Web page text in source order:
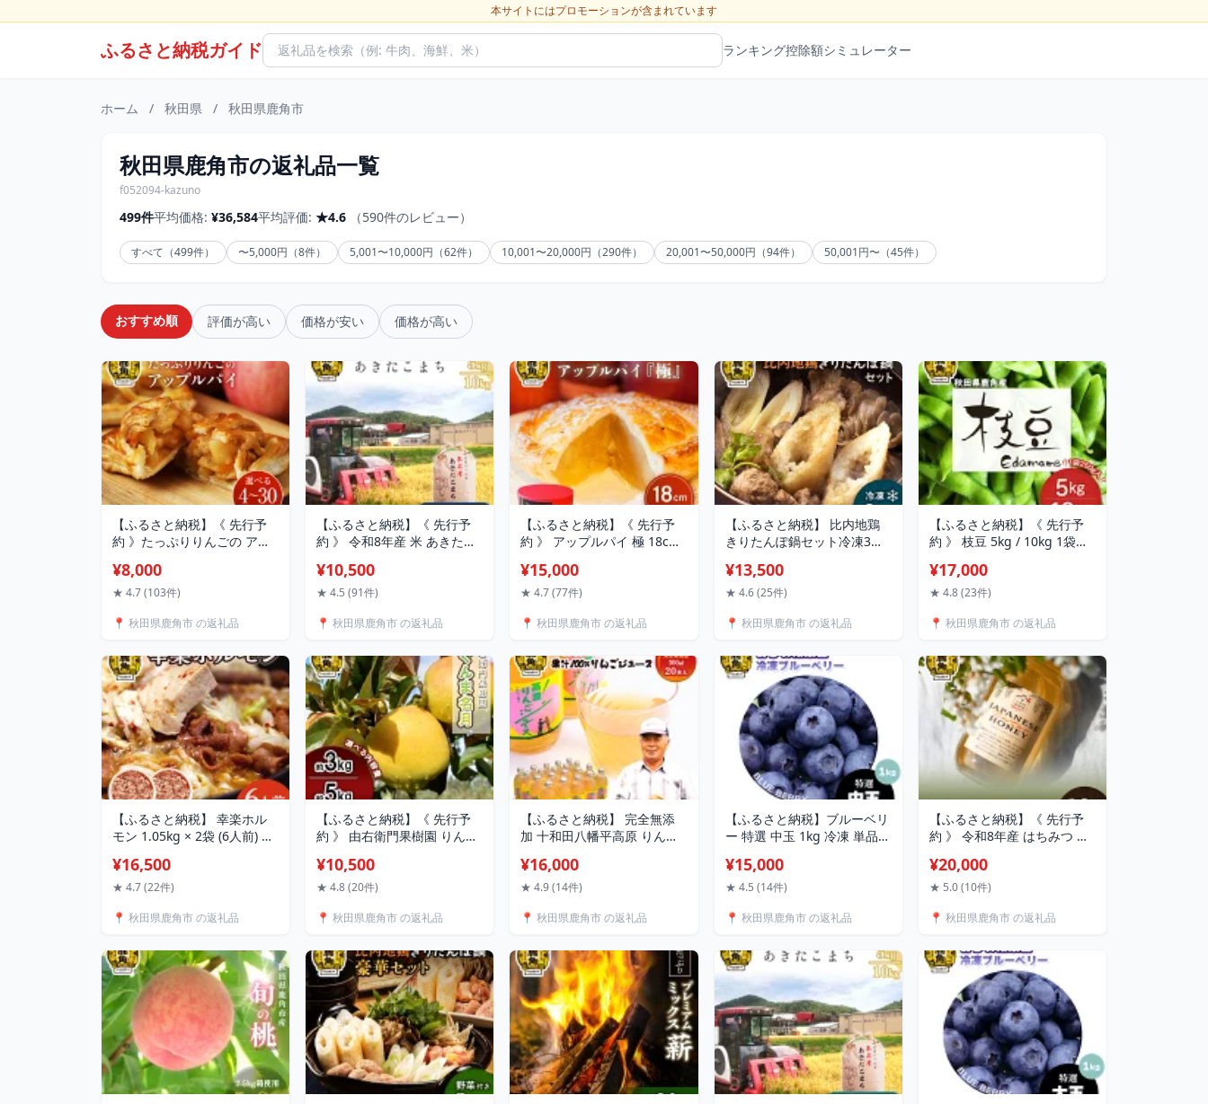
本サイトにはプロモーションが含まれています
ふるさと納税ガイド ランキング控除額シミュレーター
ホーム / 秋田県 / 秋田県鹿角市
秋田県鹿角市の返礼品一覧
f052094-kazuno
499件平均価格: ¥36,584平均評価: ★4.6 （590件のレビュー）
すべて（499件） 〜5,000円（8件） 5,001〜10,000円（62件） 10,001〜20,000円（290件） 20,001〜50,000円（94件） 50,001円〜（45件）
おすすめ順 評価が高い 価格が安い 価格が高い
【ふるさと納税】《 先行予
約 》たっぷりりんごの アッ
凍 小分け グルメ お取り寄せ
ギフト お中元 お歳暮 パイ 絶
の日 ホワイトデー 4個 5個 6
鹿角市 送料無料 【レディー
スファーム】
¥8,000
★ 4.7 (103件)
📍 秋田県鹿角市 の返礼品
【ふるさと納税】《 先行予
約 》 令和8年産 米 あきたこ
べる 内容量 発送時期 選択 末
広産 精米 白米 米 お米 こめ
国産米 秋田県 あきた 鹿角市
ム】
¥10,500
★ 4.5 (91件)
📍 秋田県鹿角市 の返礼品
【ふるさと納税】《 先行予
約 》 アップルパイ 極 18cm
用 ケーキ スイーツ お菓子 お
やつ 日持ち お中元 お歳暮 母
郷 秋田 あきた 鹿角市 鹿角
ーム】
¥15,000
★ 4.7 (77件)
📍 秋田県鹿角市 の返礼品
【ふるさと納税】 比内地鶏
きりたんぽ鍋セット冷凍3人
んぽ鍋 比内地鶏 家庭用 鍋 鍋
セット お鍋 比内地鶏スープ
せ グルメ 秋田 あきた 鹿角市
ファクトリー】
¥13,500
★ 4.6 (25件)
📍 秋田県鹿角市 の返礼品
【ふるさと納税】《 先行予
約 》 枝豆 5kg / 10kg 1袋
豆 20袋 40袋 福だるま 湯あ
がり娘 あきた香り五葉 あき
ルメ ギフト 故郷 秋田 あきた
メ 豆 送料無料 【用野目ファ
ーム】
¥17,000
★ 4.8 (23件)
📍 秋田県鹿角市 の返礼品
【ふるさと納税】 幸楽ホル
モン 1.05kg × 2袋 (6人前) 幸
ン もつ鍋 もつ モツ ケンミン
ショー B級グルメ ご当地グル
田県 あきた 鹿角市 かづの 送
幸楽】
¥16,500
★ 4.7 (22件)
📍 秋田県鹿角市 の返礼品
【ふるさと納税】《 先行予
約 》 由右衛門果樹園 りんご
3kg / 約 5kg りんご 林檎 リ
ンゴ ぐんま名月 ぐんま 名月
あきた 鹿角市 鹿角 かづの 送
¥10,500
★ 4.8 (20件)
📍 秋田県鹿角市 の返礼品
【ふるさと納税】 完全無添
加 十和田八幡平高原 りんご
無添加 りんご ジュース
100％ ストレート リンゴ 完
元 お歳暮 贈り物 内祝 秋田
づの 送料無料 【佐藤秀果
園】
¥16,000
★ 4.9 (14件)
📍 秋田県鹿角市 の返礼品
【ふるさと納税】ブルーベリ
ー 特選 中玉 1kg 冷凍 単品
新鮮 旬 国産 冷凍 ジュース
スムージー レシピ 効能 栄養
日 父の日 グルメ ギフト 故郷
無料 【かづの精果園】
¥15,000
★ 4.5 (14件)
📍 秋田県鹿角市 の返礼品
【ふるさと納税】《 先行予
約 》 令和8年産 はちみつ ア
国産 100% 天然 非加熱 蜂蜜
生はちみつ 純粋 無添加 ハチ
贈り物 贈答用 ギフト 贈答 秋
かづの 送料無料 【十和田養
蜂場】
¥20,000
★ 5.0 (10件)
📍 秋田県鹿角市 の返礼品